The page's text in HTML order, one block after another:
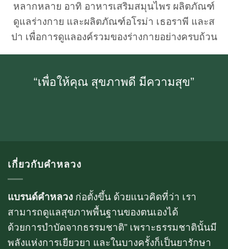
หลากหลาย อาทิ อาหารเสริมสมุนไพร ผลิตภัณฑ์
ดูแลร่างกาย และผลิตภัณฑ์อโรม่า เธอราพี และส
ปา เพื่อการดูแลองค์รวมของร่างกายอย่างครบถ้วน
“เพื่อให้คุณ สุขภาพดี มีความสุข”
เกี่ยวกับคำหลวง
แบรนด์คำหลวง ก่อตั้งขึ้น ด้วยแนวคิดที่ว่า เรา
สามารถดูแลสุขภาพพื้นฐานของตนเองได้
ด้วยการบำบัดจากธรรมชาติ” เพราะธรรมชาตินั้นมี
พลังแห่งการเยียวยา และในบางครั้งก็เป็นยารักษา